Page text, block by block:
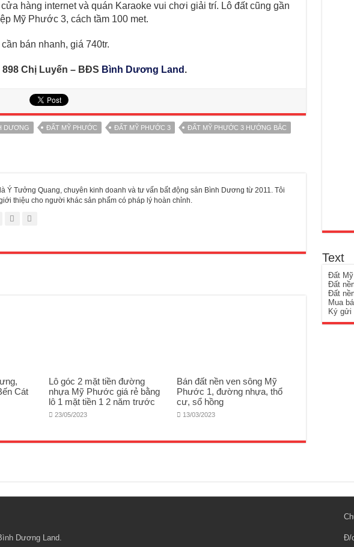
hàng internet và quán Karaoke vui chơi giải trí. Lô đất cũng gần
Mỹ Phước 3, cách tầm 100 met.
bán nhanh, giá 740tr.
898 Chị Luyến – BĐS Bình Dương Land .
DƯƠNG ĐẤT MỸ PHƯỚC ĐẤT MỸ PHƯỚC 3 ĐẤT MỸ PHƯỚC 3 HƯỚNG BẮC
Ý Tưởng Quang, chuyên kinh doanh và tư vấn bất động sản Bình Dương từ 2011. Tôi
thiệu cho người khác sản phẩm có pháp lý hoàn chỉnh.
Cát
Lô góc 2 mặt tiền đường
nhựa Mỹ Phước giá rẻ bằng
lô 1 mặt tiền 1 2 năm trước
23/05/2023
Bán đất nền ven sông Mỹ
Phước 1, đường nhựa, thổ
cư, sổ hồng
13/03/2023
Text
Đất
Đất
Đất
Mua
Ký gửi
Đ/
Dương Land.